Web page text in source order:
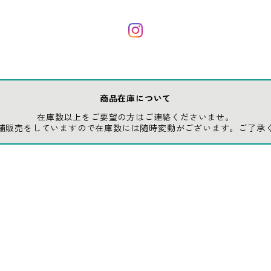
商品在庫について
在庫数以上をご要望の方はご連絡くださいませ。
販売をしていますので在庫数には随時変動がございます。ご了承